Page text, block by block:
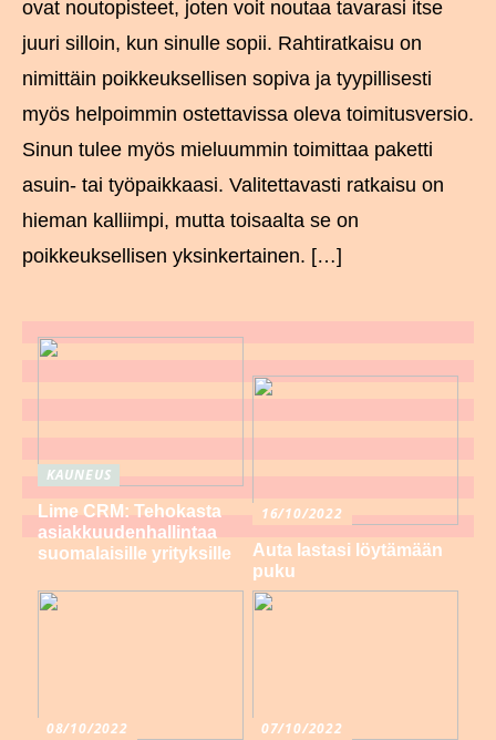
ovat noutopisteet, joten voit noutaa tavarasi itse
juuri silloin, kun sinulle sopii. Rahtiratkaisu on
nimittäin poikkeuksellisen sopiva ja tyypillisesti
myös helpoimmin ostettavissa oleva toimitusversio.
Sinun tulee myös mieluummin toimittaa paketti
asuin- tai työpaikkaasi. Valitettavasti ratkaisu on
hieman kalliimpi, mutta toisaalta se on
poikkeuksellisen yksinkertainen. […]
KAUNEUS
Lime CRM: Tehokasta
asiakkuudenhallintaa
suomalaisille yrityksille
16/10/2022
Auta lastasi löytämään
puku
08/10/2022
07/10/2022